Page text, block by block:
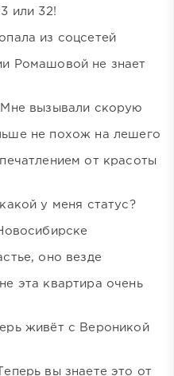
или 32!
из соцсетей
Ромашовой не знает
вызывали скорую
не похож на лешего
от красоты
у меня статус?
оно везде
эта квартира очень
живёт с Вероникой
вы знаете это от